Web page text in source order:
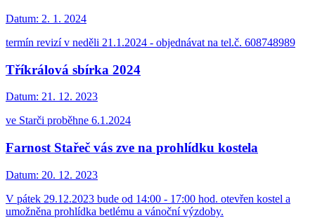
Datum: 2. 1. 2024
termín revizí v neděli 21.1.2024 - objednávat na tel.č. 608748989
Tříkrálová sbírka 2024
Datum: 21. 12. 2023
ve Starči proběhne 6.1.2024
Farnost Stařeč vás zve na prohlídku kostela
Datum: 20. 12. 2023
V pátek 29.12.2023 bude od 14:00 - 17:00 hod. otevřen kostel a
umožněna prohlídka betlému a vánoční výzdoby.